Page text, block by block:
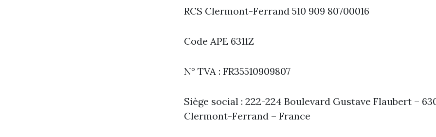
RCS Clermont-Ferrand 510 909 80700016
Code APE 6311Z
N° TVA : FR35510909807
Siège social : 222-224 Boulevard Gustave Flaubert –
Clermont-Ferrand – France